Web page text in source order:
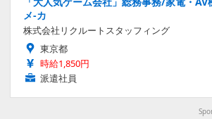
メ-カ
株式会社リクルートスタッフィング
東京都
時給1,850円
派遣社員